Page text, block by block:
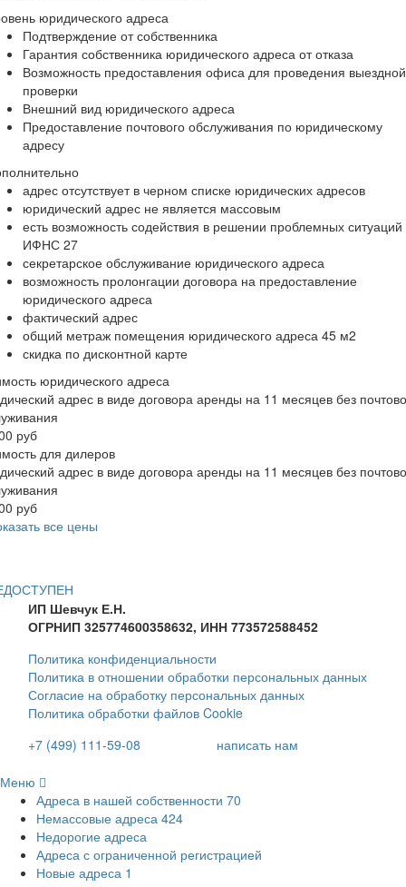
юридического адреса
Подтверждение от собственника
Гарантия собственника юридического адреса от отказа
Возможность предоставления офиса для проведения выездной
проверки
Внешний вид юридического адреса
Предоставление почтового обслуживания по юридическому
адресу
адрес отсутствует в черном списке юридических адресов
юридический адрес не является массовым
есть возможность содействия в решении проблемных ситуаций
ИФНС 27
секретарское обслуживание юридического адреса
возможность пролонгации договора на предоставление
юридического адреса
фактический адрес
общий метраж помещения юридического адреса 45 м2
скидка по дисконтной карте
юридического адреса
адрес в виде договора аренды на 11 месяцев без
руб
для дилеров
адрес в виде договора аренды на 11 месяцев без
руб
все цены
ИП Шевчук Е.Н.
ОГРНИП 325774600358632, ИНН 773572588452
Политика конфиденциальности
Политика в отношении обработки персональных данных
Согласие на обработку персональных данных
Политика обработки файлов Cookie
+7 (499) 111-59-08
написать нам
Меню
Адреса в нашей собственности 70
Немассовые адреса 424
Недорогие адреса
Адреса с ограниченной регистрацией
Новые адреса 1